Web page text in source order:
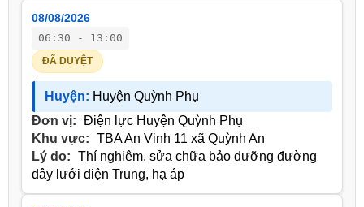
08/08/2026
06:30 - 13:00
ĐÃ DUYỆT
Huyện: Huyện Quỳnh Phụ
Đơn vị: Điện lực Huyện Quỳnh Phụ
Khu vực: TBA An Vinh 11 xã Quỳnh An
Lý do: Thí nghiệm, sửa chữa bảo dưỡng đường
dây lưới điện Trung, hạ áp